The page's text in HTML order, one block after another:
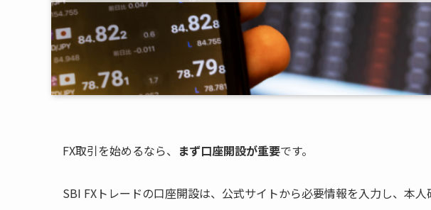
FX取引を始めるなら、 まず口座開設が重要です。
SBI FXトレードの口座開設は、公式サイトから必要情報を入力し、本人